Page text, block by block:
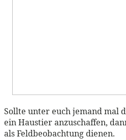
Sollte unter euch jemand mal
ein Haustier anzuschaffen,
als Feldbeobachtung dienen.